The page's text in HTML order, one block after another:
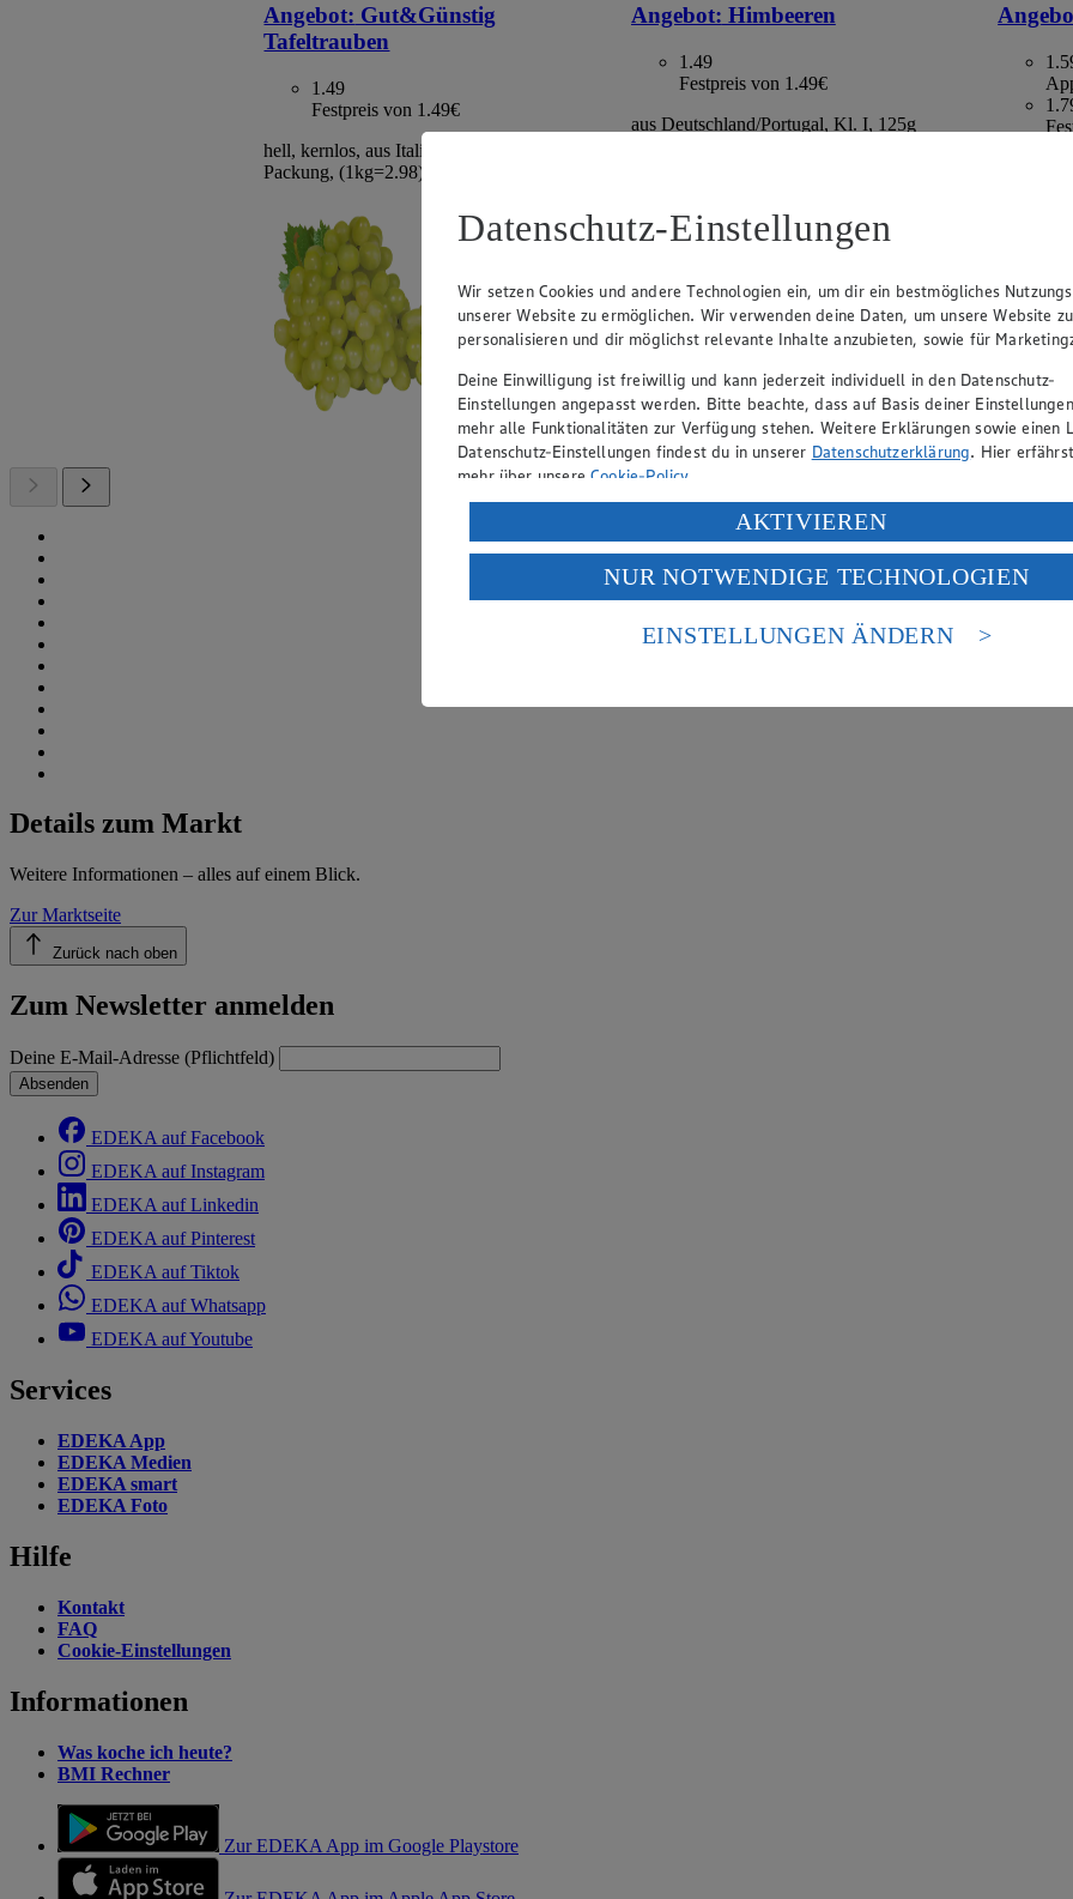
Angebot: Gut&Günstig
Tafeltrauben
1.49
Festpreis von 1.49€
hell, kernlos, aus Italien/Spanien, Kl. I, 500g
Packung, (1kg=2.98)
Angebot: Himbeeren
1.49
Festpreis von 1.49€
aus Deutschland/Portugal, Kl. I, 125g
Kaktus,
Details zum Markt
Weitere Informationen – alles auf einem Blick.
Zur Marktseite
Zurück nach oben
Zum Newsletter anmelden
Deine E-Mail-Adresse (Pflichtfeld)
Absenden
EDEKA auf Facebook
EDEKA auf Instagram
EDEKA auf Linkedin
EDEKA auf Pinterest
EDEKA auf Tiktok
EDEKA auf Whatsapp
EDEKA auf Youtube
Services
EDEKA App
EDEKA Medien
EDEKA smart
EDEKA Foto
Hilfe
Kontakt
FAQ
Cookie-Einstellungen
Informationen
Was koche ich heute?
BMI Rechner
Zur EDEKA App im Google Playstore
Datenschutz-Einstellungen
Wir setzen Cookies und andere Technologien ein, um dir ein bestmögliches
unserer Website zu ermöglichen. Wir verwenden deine Daten, um unsere Website zu
personalisieren und dir möglichst relevante Inhalte anzubieten, sowie für
Deine Einwilligung ist freiwillig und kann jederzeit individuell in den Datenschutz-
Einstellungen angepasst werden. Bitte beachte, dass auf Basis deiner
mehr alle Funktionalitäten zur Verfügung stehen. Weitere Erklärungen sowie einen
Datenschutz-Einstellungen findest du in unserer Datenschutzerklärung. Hier
mehr über unsereCookie-Policy.
Verarbeitung deiner personenbezogenen Daten in den USA durch Facebook und
Wenn du auf „Aktivieren“ klickst, willigst du im Sinne des Art. 49 Abs. 1 Satz 1 lit.
ein, dass deine Daten in den USA verarbeitet werden. Der EuGH sieht die USA als
einem nach europäischen Standards nicht angemessenen Datenschutzniveau an. Es
Risiko eines Zugriffs durch US-amerikanische Behörden.
AKTIVIEREN
NUR NOTWENDIGE TECHNOLOGIEN
EINSTELLUNGEN ÄNDERN